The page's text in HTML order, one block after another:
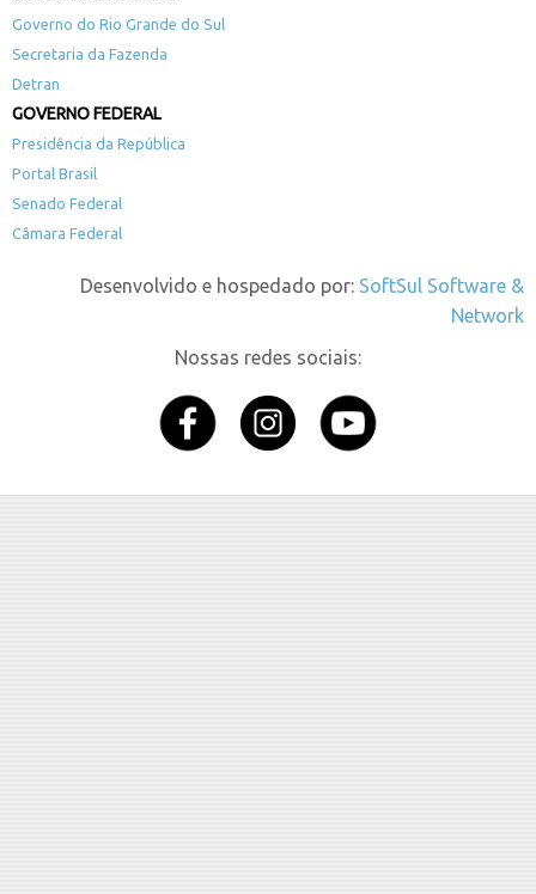
Governo do Rio Grande do Sul
Secretaria da Fazenda
Detran
GOVERNO FEDERAL
Presidência da República
Portal Brasil
Senado Federal
Câmara Federal
Desenvolvido e hospedado por: SoftSul Software &
Network
Nossas redes sociais: